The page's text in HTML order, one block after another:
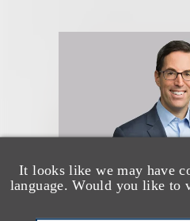
It looks like we may have
language. Would you like to